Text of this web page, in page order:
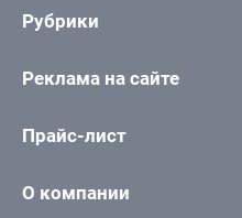
Рубрики
Реклама на сайте
Прайс-лист
О компании